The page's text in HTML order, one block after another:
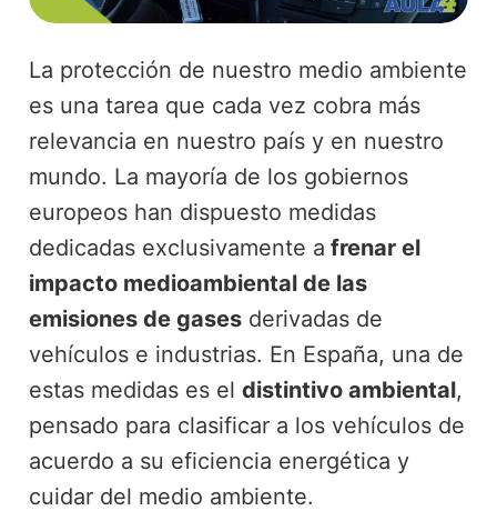
La protección de nuestro medio ambiente
es una tarea que cada vez cobra más
relevancia en nuestro país y en nuestro
mundo. La mayoría de los gobiernos
europeos han dispuesto medidas
dedicadas exclusivamente a frenar el
impacto medioambiental de las
emisiones de gases derivadas de
vehículos e industrias. En España, una de
estas medidas es el distintivo ambiental,
pensado para clasificar a los vehículos de
acuerdo a su eficiencia energética y
cuidar del medio ambiente.